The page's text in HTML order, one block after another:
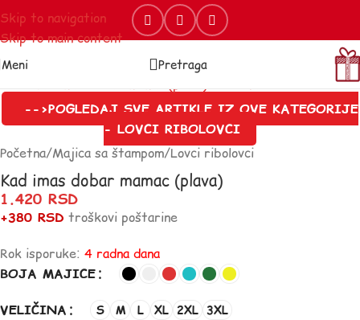
Skip to navigation
Skip to main content
Meni Pretraga
-->POGLEDAJ SVE ARTIKLE IZ OVE KATEGORIJE
- LOVCI RIBOLOVCI
Početna/Majica sa štampom/Lovci ribolovci
Kad imas dobar mamac (plava)
1.420 RSD
+380 RSD troškovi poštarine
Rok isporuke: 4 radna dana
BOJA MAJICE
VELIČINA S M L XL 2XL 3XL